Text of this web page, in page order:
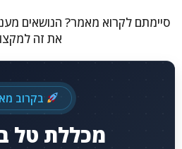
סיימתם לקרוא מאמר? הנושאים
את זה
בקרוב
מכללת טל